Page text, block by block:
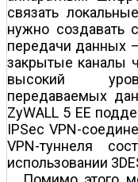
связать
нужно создавать
передачи данных
закрытые каналы
высокий
передаваемых
ZyWALL 5 EE
IPSec VPN-
VPN-туннеля
использовании